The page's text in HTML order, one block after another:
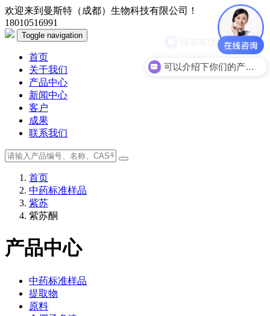
欢迎来到曼斯特（成都）生物科技有限公司！
18010516991
Toggle navigation
首页
关于我们
产品中心
新闻中心
客户
成果
联系我们
首页
中药标准样品
紫苏
紫苏酮
产品中心
中药标准样品
提取物
原料
可以介绍下你们的产品么？
现在有优惠活动么？